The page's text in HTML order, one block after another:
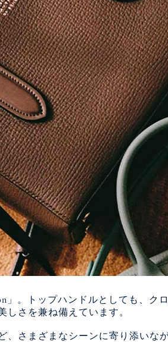
。トップハンドルとしても、ク
しさを兼ね備えています。
さまざまなシーンに寄り添いな